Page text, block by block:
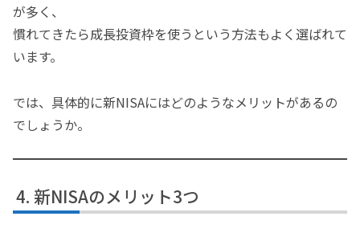
が多く、
慣れてきたら成長投資枠を使うという方法もよく選ばれて
います。
では、具体的に新NISAにはどのようなメリットがあるの
でしょうか。
新NISAのメリット3つ